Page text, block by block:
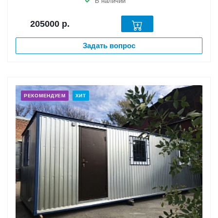
205000 р.
Задать вопрос
РЕКОМЕНДУЕМ ХИТ